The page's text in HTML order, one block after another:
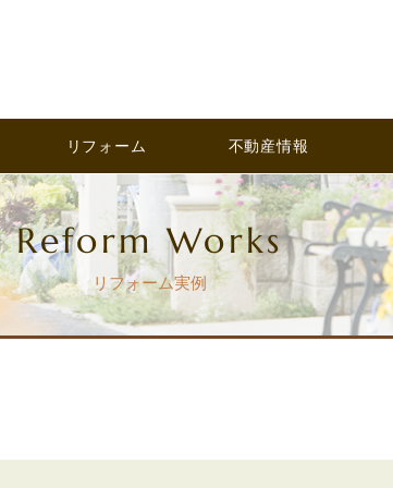
リフォーム 不動産情報
Reform Works
リフォーム実例